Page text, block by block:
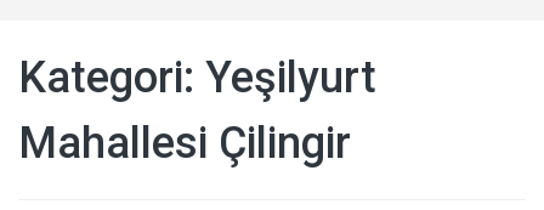
Kategori: Yeşilyurt
Mahallesi Çilingir